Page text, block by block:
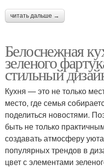
читать дальше →
Белоснежная
зеленого
стильный
Кухня — это не только
место, где семья
поделиться новостями.
быть не только
создавать атмосферу
популярных трендов в
цвет с элементами